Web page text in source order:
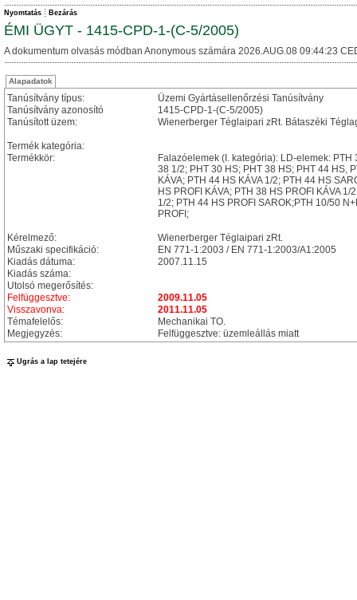
Nyomtatás Bezárás
ÉMI ÜGYT - 1415-CPD-1-(C-5/2005)
A dokumentum olvasás módban Anonymous számára 2026.AUG.08 09:44:23
Alapadatok
Tanúsítvány típus:
Üzemi Gyártásellenőrzési Tanúsítvány
Tanúsítvány azonosító
1415-CPD-1-(C-5/2005)
Tanúsított üzem:
Wienerberger Téglaipari zRt. Bátaszéki
Termék kategória:
Termékkör:
Falazóelemek (I. kategória): LD-elemek: PTH
38 1/2; PHT 30 HS; PHT 38 HS; PHT 44 HS,
KÁVA; PTH 44 HS KÁVA 1/2; PTH 44 HS
HS PROFI KÁVA; PTH 38 HS PROFI KÁVA
1/2; PTH 44 HS PROFI SAROK;PTH 10/50
PROFI;
Kérelmező:
Wienerberger Téglaipari zRt.
Műszaki specifikáció:
EN 771-1:2003 / EN 771-1:2003/A1:2005
Kiadás dátuma:
2007.11.15
Kiadás száma:
Utolsó megerősítés:
Felfüggesztve:
2009.11.05
Visszavonva:
2011.11.05
Témafelelős:
Mechanikai TO.
Megjegyzés:
Felfüggesztve: üzemleállás miatt
Ugrás a lap tetejére